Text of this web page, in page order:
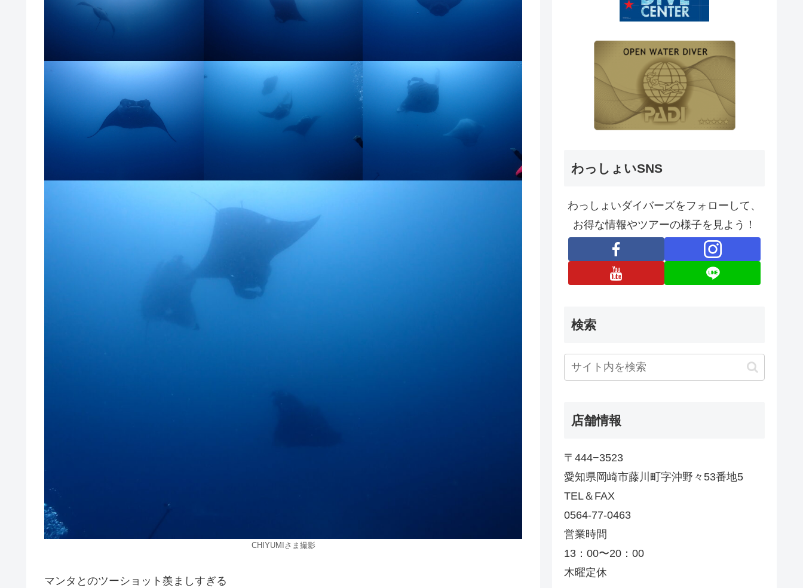
CHIYUMIさま撮影
マンタとのツーショット羨ましすぎる
わっしょいSNS
わっしょいダイバーズをフォローして、
お得な情報やツアーの様子を見よう！
検索
店舗情報
〒444−3523
愛知県岡崎市藤川町字沖野々53番地5
TEL＆FAX
0564-77-0463
営業時間
13：00〜20：00
木曜定休